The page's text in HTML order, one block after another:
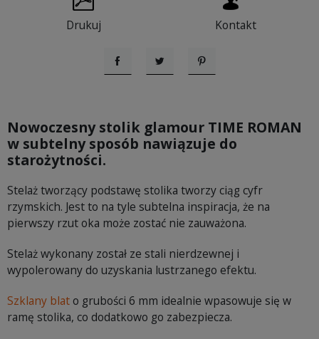
Drukuj Kontakt
UdostępnijTweetujPinterest
Nowoczesny stolik glamour TIME ROMAN
w subtelny sposób nawiązuje do
starożytności.
Stelaż tworzący podstawę stolika tworzy ciąg cyfr
rzymskich. Jest to na tyle subtelna inspiracja, że na
pierwszy rzut oka może zostać nie zauważona.
Stelaż wykonany został ze stali nierdzewnej i
wypolerowany do uzyskania lustrzanego efektu.
Szklany blato grubości 6 mm idealnie wpasowuje się w
ramę stolika, co dodatkowo go zabezpiecza.